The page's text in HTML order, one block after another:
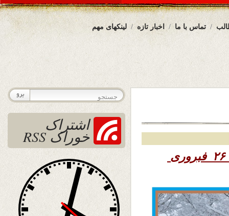
لینکهای مهم اخبار تازه تماس با ما
۱۳۹۵ – ۲۶ فبروری
اشتراک
خوراک RSS